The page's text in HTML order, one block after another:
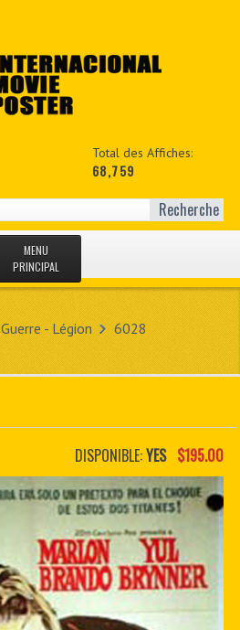
Total des Affiches:
68,759
Recherche
MENU
PRINCIPAL
MON COPTE
CUSTOM PDF
Guerre - Légion 6028
DISPONIBLE:YES $195.00